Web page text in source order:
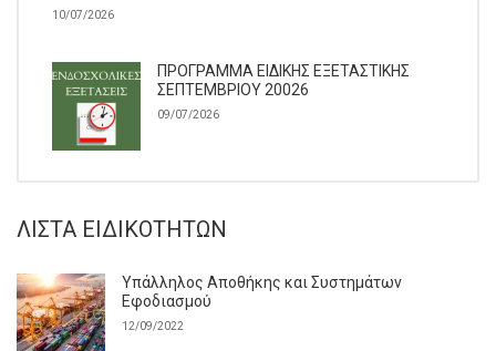
10/07/2026
ΠΡΟΓΡΑΜΜΑ ΕΙΔΙΚΗΣ ΕΞΕΤΑΣΤΙΚΗΣ
ΣΕΠΤΕΜΒΡΙΟΥ 20026
09/07/2026
ΛΊΣΤΑ ΕΙΔΙΚΟΤΉΤΩΝ
Υπάλληλος Αποθήκης και Συστημάτων
Εφοδιασμού
12/09/2022